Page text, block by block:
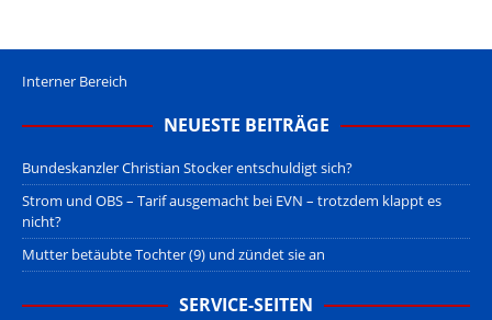
Interner Bereich
NEUESTE BEITRÄGE
Bundeskanzler Christian Stocker entschuldigt sich?
Strom und OBS – Tarif ausgemacht bei EVN – trotzdem klappt es
nicht?
Mutter betäubte Tochter (9) und zündet sie an
SERVICE-SEITEN